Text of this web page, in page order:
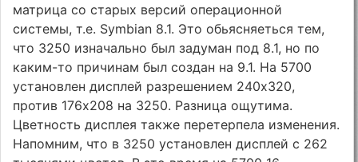
матрица со старых версий операционной
системы, т.е. Symbian 8.1. Это обьясняеться тем,
что 3250 изначально был задуман под 8.1, но по
каким-то причинам был создан на 9.1. На 5700
установлен дисплей разрешением 240x320,
против 176x208 на 3250. Разница ощутима.
Цветность дисплея также перетерпела изменения.
Напомним, что в 3250 установлен дисплей с 262